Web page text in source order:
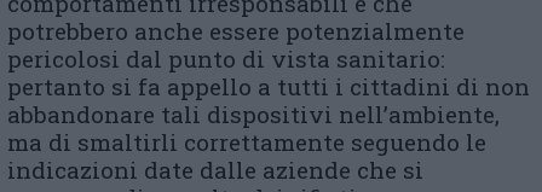
potrebbero anche essere potenzialmente
pericolosi dal punto di vista sanitario:
pertanto si fa appello a tutti i cittadini di non
abbandonare tali dispositivi nell’ambiente,
ma di smaltirli correttamente seguendo le
indicazioni date dalle aziende che si